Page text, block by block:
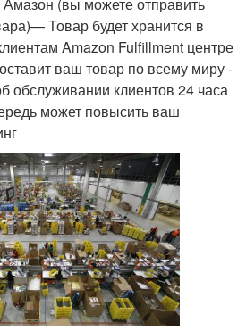
Амазон (вы можете отправить
Товар будет хранится в
Amazon Fulfillment центре
ваш товар по всему миру -
обслуживании клиентов 24 часа
может повысить ваш